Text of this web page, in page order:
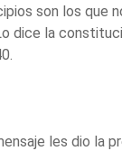
son los que
dice la
les dio la